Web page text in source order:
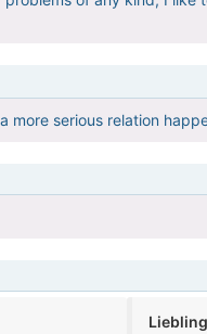
serious relation